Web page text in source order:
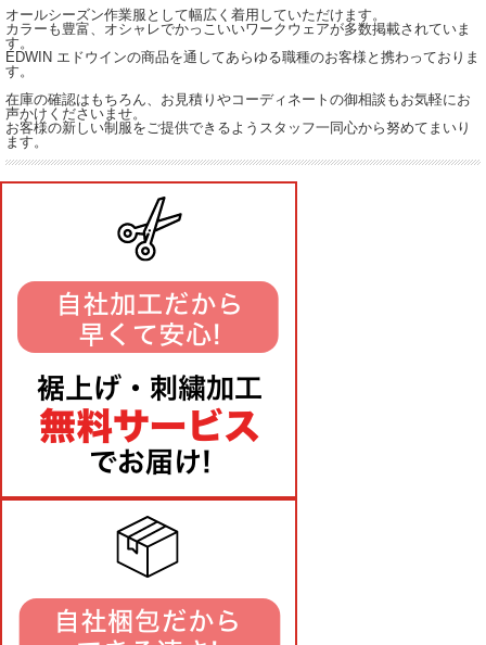
オールシーズン作業服として幅広く着用していただけます。
カラーも豊富、オシャレでかっこいいワークウェアが多数掲載されていま
す。
EDWIN エドウインの商品を通してあらゆる職種のお客様と携わっておりま
す。
在庫の確認はもちろん、お見積りやコーディネートの御相談もお気軽にお
声かけくださいませ。
お客様の新しい制服をご提供できるようスタッフ一同心から努めてまいり
ます。